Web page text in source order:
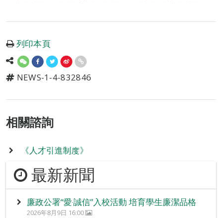
列印本頁
NEWS-1-4-832846
相關諮詢
《人才引進制度》
最新新聞
廉政公署“愛‧誠信”入校活動 培育學生廉潔品格
2026年8月9日 16:00